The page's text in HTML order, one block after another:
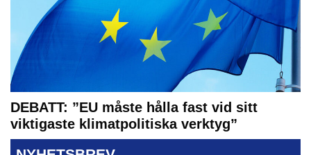
DEBATT: ”EU måste hålla fast vid sitt
viktigaste klimatpolitiska verktyg”